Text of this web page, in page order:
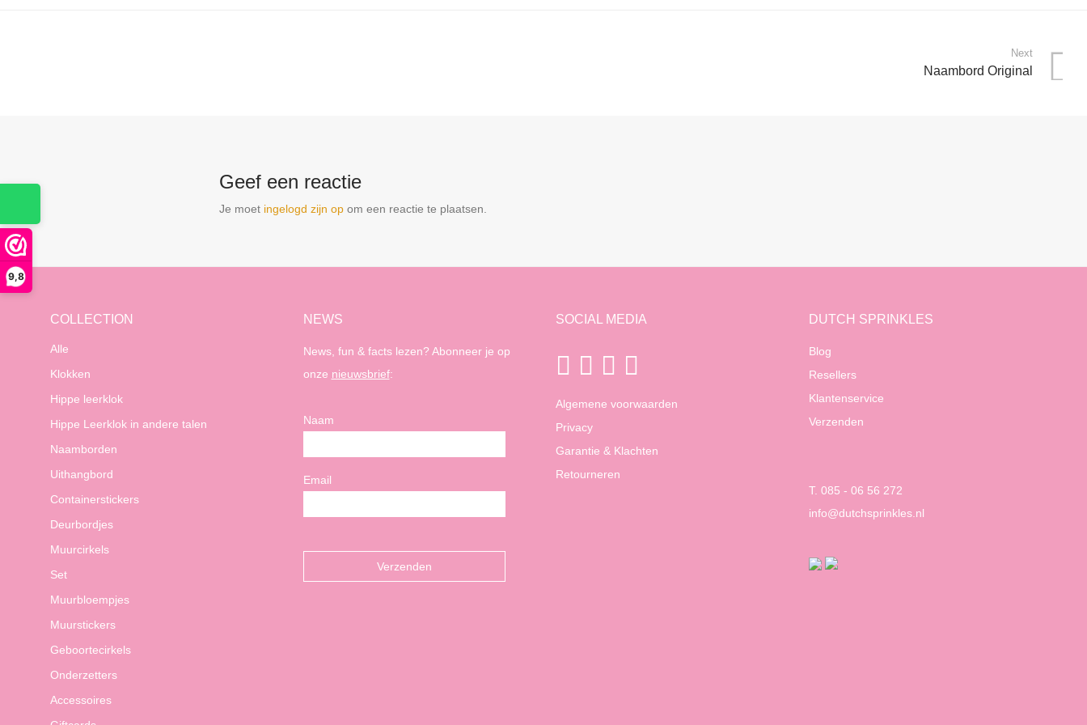
9,8
Next
Naambord Original
Geef een reactie
Je moet ingelogd zijn opom een reactie te plaatsen.
COLLECTION
Alle
Klokken
Hippe leerklok
Hippe Leerklok in andere talen
Naamborden
Uithangbord
Containerstickers
Deurbordjes
Muurcirkels
Set
Muurbloempjes
Muurstickers
Geboortecirkels
Onderzetters
Accessoires
NEWS
News, fun & facts lezen? Abonneer je op
onze nieuwsbrief:
Naam
Email
SOCIAL MEDIA
Algemene voorwaarden
Privacy
Garantie & Klachten
Retourneren
DUTCH SPRINKLES
Blog
Resellers
Klantenservice
Verzenden
T. 085 - 06 56 272
info@dutchsprinkles.nl